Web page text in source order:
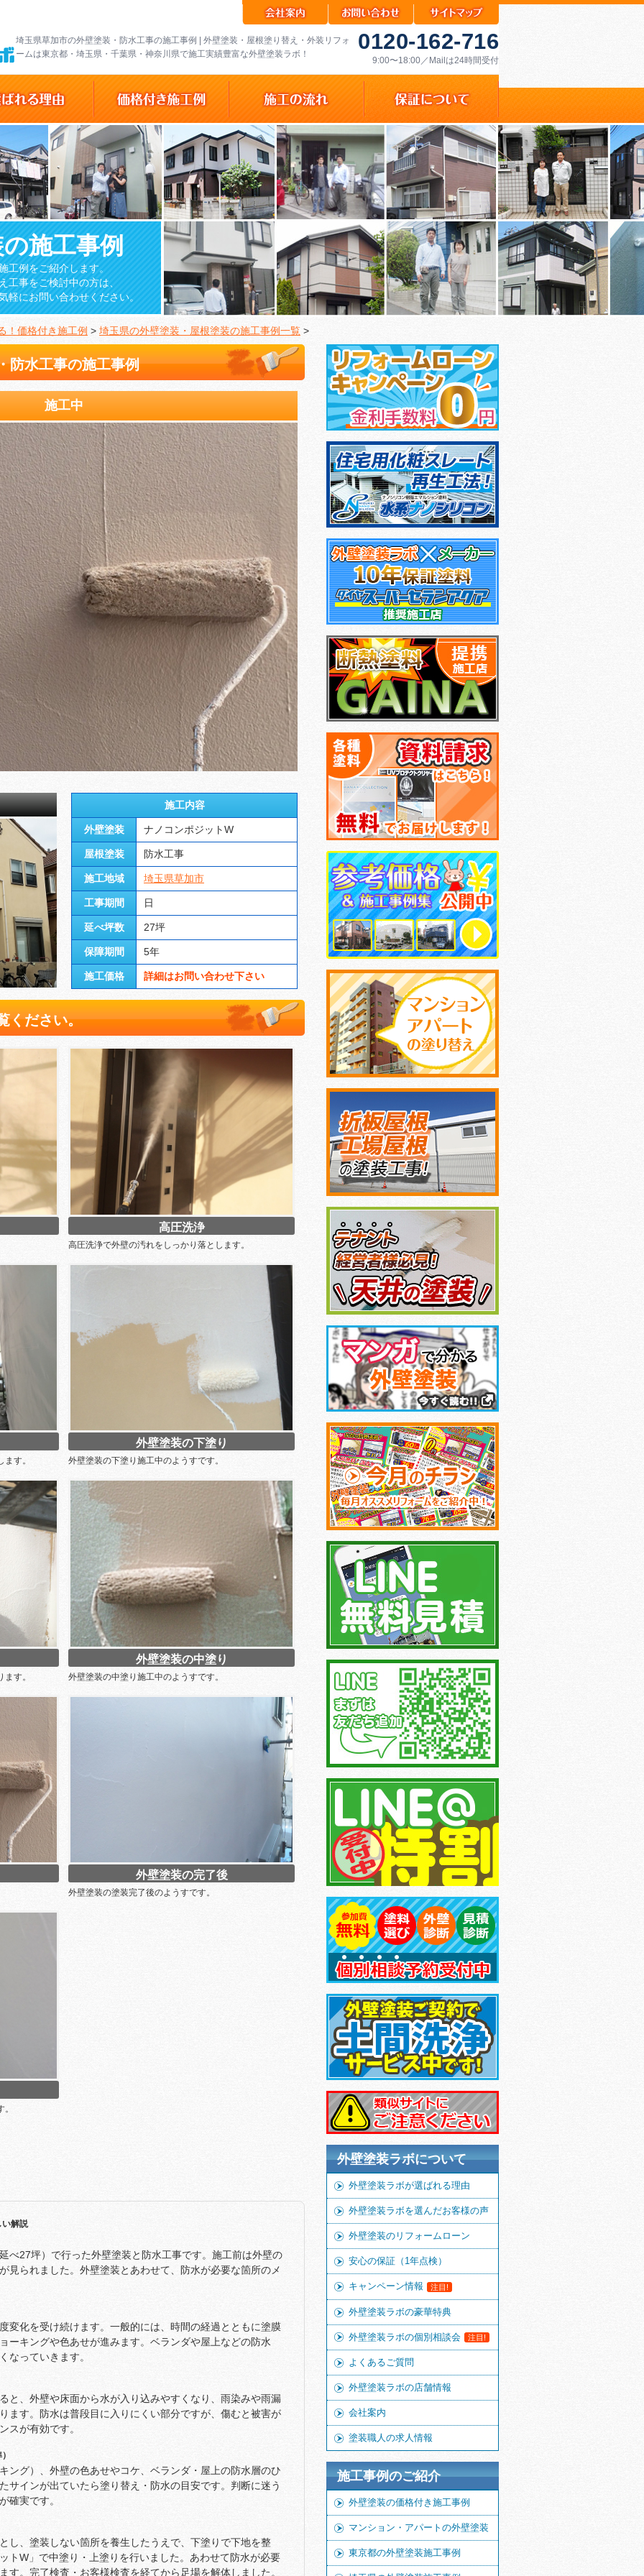
埼玉県草加市の外壁塗装・防水工事の施工事例 | 外壁塗装・屋根塗り替え・外装リフォ
ームは東京都・埼玉県・千葉県・神奈川県で施工実績豊富な外壁塗装ラボ！
0120-162-716
9:00〜18:00／Mailは24時間受付
施工事例
工例をご紹介します。
工事をご検討中の方は、
軽にお問い合わせください。
！価格付き施工例 > 埼玉県の外壁塗装・屋根塗装の施工事例一覧 >
防水工事の施工事例
施工中
施工内容
外壁塗装 ナノコンポジットW
屋根塗装 防水工事
施工地域 埼玉県草加市
工事期間 日
延べ坪数 27坪
保障期間 5年
施工価格 詳細はお問い合わせ下さい
ください。
高圧洗浄
高圧洗浄で外壁の汚れをしっかり落とします。
す。
外壁塗装の下塗り
外壁塗装の下塗り施工中のようすです。
す。
外壁塗装の中塗り
外壁塗装の中塗り施工中のようすです。
外壁塗装の完了後
外壁塗装の塗装完了後のようすです。
い解説
べ27坪）で行った外壁塗装と防水工事です。施工前は外壁の
見られました。外壁塗装とあわせて、防水が必要な箇所のメ
変化を受け続けます。一般的には、時間の経過とともに塗膜
ーキングや色あせが進みます。ベランダや屋上などの防水
なっていきます。
と、外壁や床面から水が入り込みやすくなり、雨染みや雨漏
ます。防水は普段目に入りにくい部分ですが、傷むと被害が
スが有効です。
ング）、外壁の色あせやコケ、ベランダ・屋上の防水層のひ
インが出ていたら塗り替え・防水の目安です。判断に迷う
確実です。
し、塗装しない箇所を養生したうえで、下塗りで下地を整
トW」で中塗り・上塗りを行いました。あわせて防水が必要
す。完了検査・お客様検査を経てから足場を解体しました。
外壁塗装ラボについて
外壁塗装ラボが選ばれる理由
外壁塗装ラボを選んだお客様の声
外壁塗装のリフォームローン
安心の保証（1年点検）
キャンペーン情報 注目!
外壁塗装ラボの豪華特典
外壁塗装ラボの個別相談会 注目!
よくあるご質問
外壁塗装ラボの店舗情報
会社案内
塗装職人の求人情報
施工事例のご紹介
外壁塗装の価格付き施工事例
マンション・アパートの外壁塗装
東京都の外壁塗装施工事例